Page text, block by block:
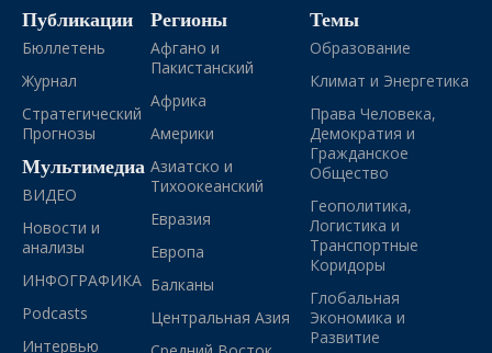
Публикации
Бюллетень
Журнал
Стратегический
Прогнозы
Мультимедиа
ВИДЕО
Новости и
анализы
ИНФОГРАФИКА
Podcasts
Интервью
Регионы
Афгано и
Пакистанский
Африка
Америки
Азиатско и
Тихоокеанский
Евразия
Европа
Балканы
Центральная Азия
Темы
Образование
Климат и Энергетика
Права Человека,
Демократия и
Гражданское
Общество
Геополитика,
Логистика и
Транспортные
Коридоры
Глобальная
Экономика и
Развитие